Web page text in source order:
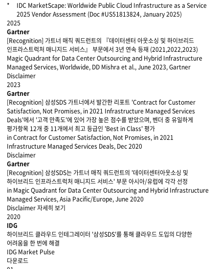
IDC MarketScape: Worldwide Public Cloud Infrastructure as a Service
2025 Vendor Assessment (Doc #US51813824, January 2025)
2025
Gartner
[Recognition] 가트너 매직 쿼드런트의 『데이터센터 아웃소싱 및 하이브리드
인프라스트럭처 매니지드 서비스』 부문에서 3년 연속 등재 (2021,2022,2023)
Magic Quadrant for Data Center Outsourcing and Hybrid Infrastructure
Managed Services, Worldwide, DD Mishra et al., June 2023, Gartner
Disclaimer
2023
Gartner
[Recognition] 삼성SDS 가트너에서 발간한 리포트 'Contract for Customer
Satisfaction, Not Promises, in 2021 Infrastructure Managed Services
Deals'에서 '고객 만족도'에 있어 가장 높은 점수를 받았으며, 벤더 중 유일하게
평가항목 12개 중 11개에서 최고 등급인 'Best in Class' 평가
in Contract for Customer Satisfaction, Not Promises, in 2021
Infrastructure Managed Services Deals, Dec 2020
Disclaimer
Gartner
[Recognition] 삼성SDS는 가트너 매직 쿼드런트의 '데이터센터아웃소싱 및
하이브리드 인프라스트럭처 매니지드 서비스' 부문 아시아/유럽에 각각 선정
in Magic Quadrant for Data Center Outsourcing and Hybrid Infrastructure
Managed Services, Asia Pacific/Europe, June 2020
Disclaimer자세히 보기
2020
IDG
하이브리드 클라우드 인테그레이터 '삼성SDS'를 통해 클라우드 도입의 다양한
어려움을 한 번에 해결
IDG Market Pulse
다운로드